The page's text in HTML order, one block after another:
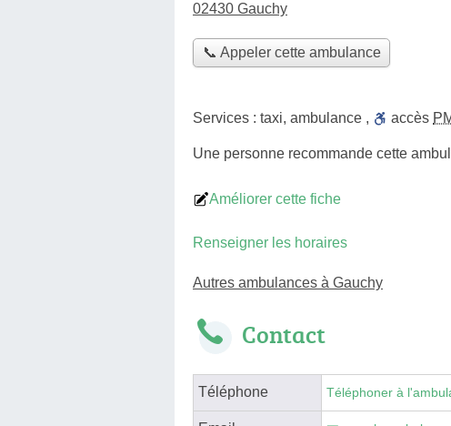
02430 Gauchy
📞 Appeler cette ambulance
Services : taxi, ambulance , accès
Une personne recommande cette
Améliorer cette fiche
Renseigner les horaires
Autres ambulances à Gauchy
Contact
Téléphone Téléphoner à